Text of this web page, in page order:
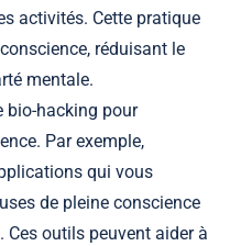
activités. Cette pratique
réduisant le
mentale.
bio-hacking pour
Par exemple,
qui vous
de pleine conscience
outils peuvent aider à